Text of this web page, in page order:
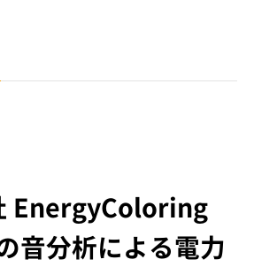
EnergyColoring
音分析による電力